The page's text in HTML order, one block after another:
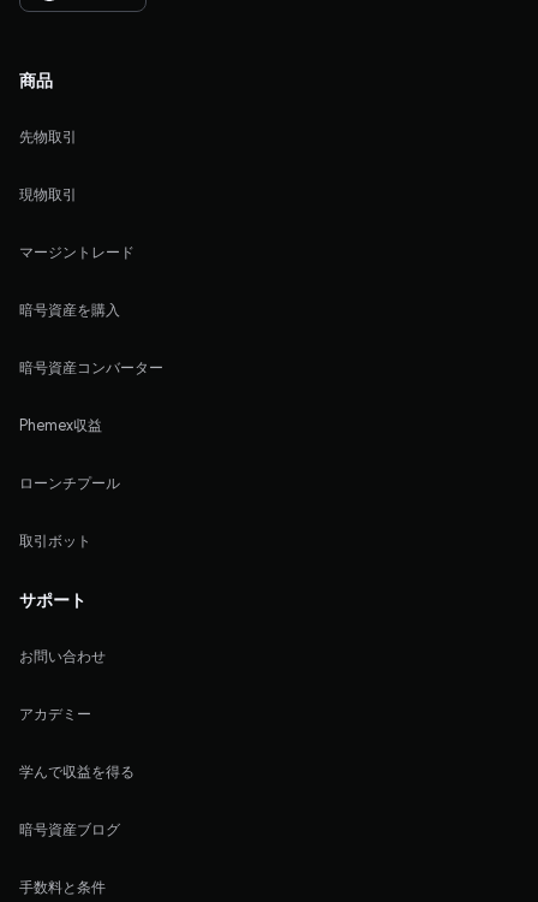
商品
先物取引
現物取引
マージントレード
暗号資産を購入
暗号資産コンバーター
Phemex収益
ローンチプール
取引ボット
サポート
お問い合わせ
アカデミー
学んで収益を得る
暗号資産ブログ
手数料と条件